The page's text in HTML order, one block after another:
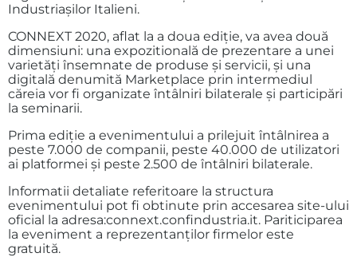
Industriaşilor Italieni.
CONNEXT 2020, aflat la a doua ediţie, va avea două
dimensiuni: una expozitională de prezentare a unei
varietăţi însemnate de produse şi servicii, şi una
digitală denumită Marketplace prin intermediul
căreia vor fi organizate întâlniri bilaterale şi participări
la seminarii.
Prima ediţie a evenimentului a prilejuit întâlnirea a
peste 7.000 de companii, peste 40.000 de utilizatori
ai platformei şi peste 2.500 de întâlniri bilaterale.
lnformatii detaliate referitoare la structura
evenimentului pot fi obtinute prin accesarea site-ului
oficial la adresa:connext.confindustria.it. Pariticiparea
la eveniment a reprezentanţilor firmelor este
gratuită.